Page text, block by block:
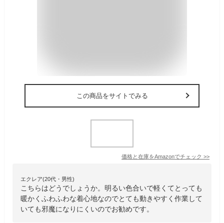
この商品をサイトでみる
価格と在庫をAmazonでチェック >>
エクレア(20代・男性)
こちらはどうでしょうか。明るい色合いで軽くてとっても
暖かくふわふわな着心地なのでとても動きやすく作業して
いても邪魔になりにくいのでお勧めです。